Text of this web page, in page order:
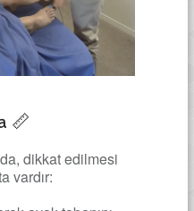
📏
dikkat edilmesi
vardır: